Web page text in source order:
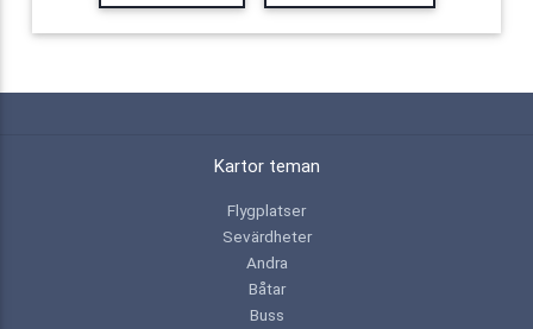
Kartor teman
Flygplatser
Sevärdheter
Andra
Båtar
Buss